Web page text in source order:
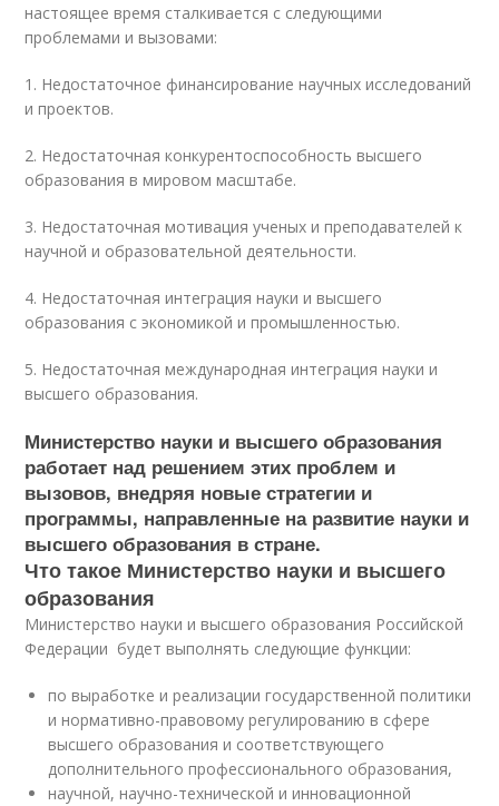
настоящее время сталкивается с следующими
проблемами и вызовами:
1. Недостаточное финансирование научных исследований
и проектов.
2. Недостаточная конкурентоспособность высшего
образования в мировом масштабе.
3. Недостаточная мотивация ученых и преподавателей к
научной и образовательной деятельности.
4. Недостаточная интеграция науки и высшего
образования с экономикой и промышленностью.
5. Недостаточная международная интеграция науки и
высшего образования.
Министерство науки и высшего образования
работает над решением этих проблем и
вызовов, внедряя новые стратегии и
программы, направленные на развитие науки и
высшего образования в стране.
Что такое Министерство науки и высшего
образования
Министерство науки и высшего образования Российской
Федерации будет выполнять следующие функции:
по выработке и реализации государственной политики
и нормативно-правовому регулированию в сфере
высшего образования и соответствующего
дополнительного профессионального образования,
научной, научно-технической и инновационной